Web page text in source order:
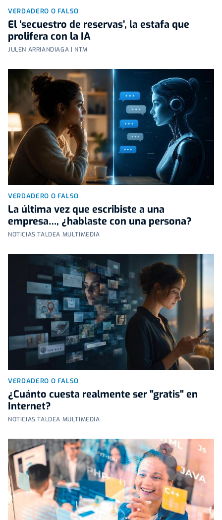
VERDADERO O FALSO
El ‘secuestro de reservas’, la estafa que
prolifera con la IA
JULEN ARRIANDIAGA | NTM
VERDADERO O FALSO
La última vez que escribiste a una
empresa…, ¿hablaste con una persona?
NOTICIAS TALDEA MULTIMEDIA
VERDADERO O FALSO
¿Cuánto cuesta realmente ser "gratis" en
Internet?
NOTICIAS TALDEA MULTIMEDIA